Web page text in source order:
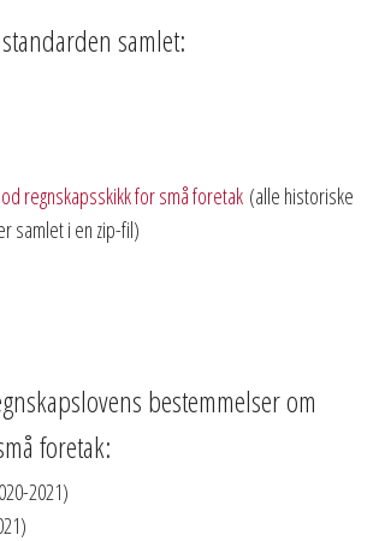
samlet:
regnskapsskikk for små foretak (alle historiske
samlet i en zip-fil)
bestemmelser om
foretak:
2021)